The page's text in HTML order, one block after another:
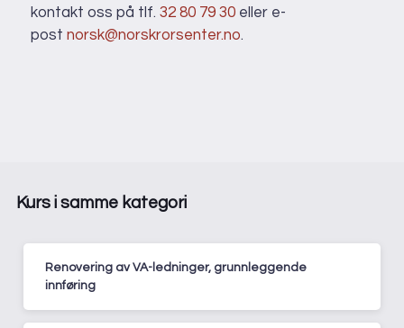
kontakt oss på tlf.32 80 79 30 eller e-
postnorsk@norskrorsenter.no.
Kurs i samme kategori
Renovering av VA-ledninger, grunnleggende
innføring